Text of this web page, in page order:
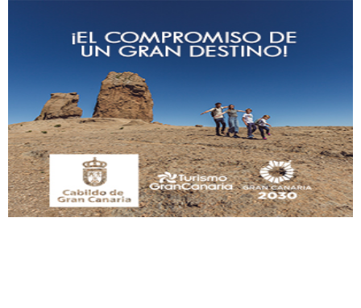
Gato manso encontrado
Este gato macho ha aparecido en la calle hace menos de un mes, es muy
manso y extremadamente cari...
Leales.org » Gran Canaria | 9.7.2025